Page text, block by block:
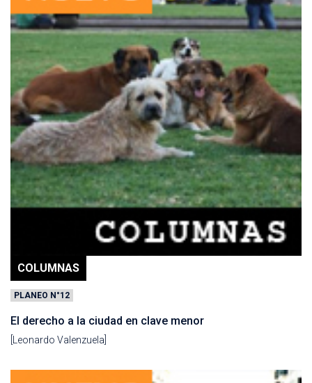
COLUMNAS
PLANEO N°12
El derecho a la ciudad en clave menor
[Leonardo Valenzuela]